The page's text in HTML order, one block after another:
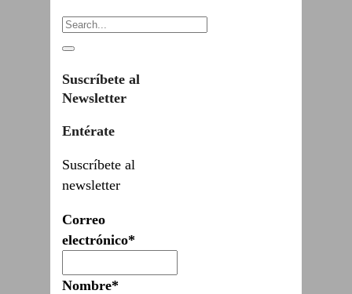
Suscríbete al
Newsletter
Entérate
Suscríbete al
newsletter
Correo
electrónico*
Nombre*